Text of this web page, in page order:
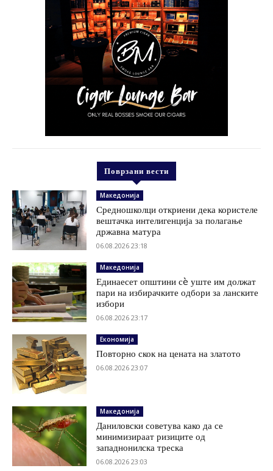
Поврзани вести
Македонија
Средношколци откриени дека користеле
вештачка интелигенција за полагање
државна матура
06.08.2026 23:18
Македонија
Единаесет општини сè уште им должат
пари на избирачките одбори за ланските
избори
06.08.2026 23:17
Економија
Повторно скок на цената на златото
06.08.2026 23:07
Македонија
Даниловски советува како да се
минимизираат ризиците од
западнонилска треска
06.08.2026 23:03